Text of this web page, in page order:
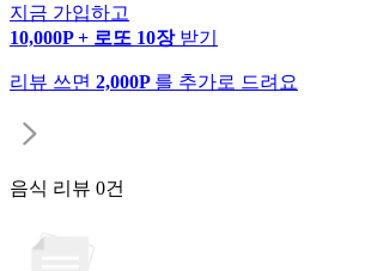
지금 가입하고
10,000P + 로또 10장 받기
리뷰 쓰면 2,000P 를 추가로 드려요
음식 리뷰 0건